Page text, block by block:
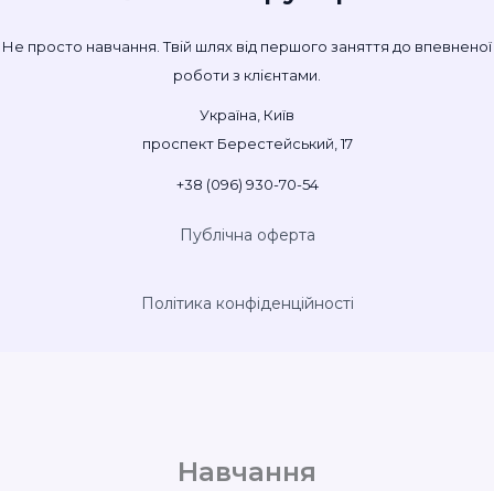
Не просто навчання. Твій шлях від першого заняття до впевненої
роботи з клієнтами.
Україна, Київ
проспект Берестейський, 17
+38 (096) 930-70-54
Публічна оферта
Політика конфіденційності
Навчання